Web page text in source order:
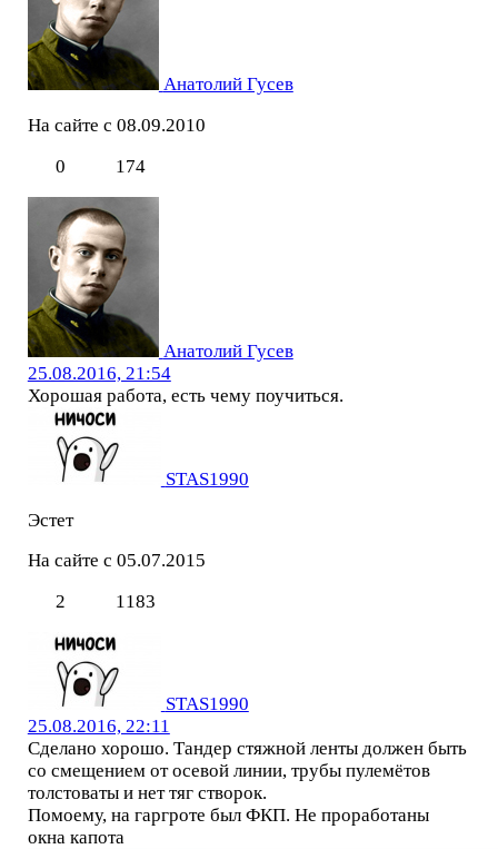
Анатолий Гусев
На сайте с 08.09.2010
0
174
Анатолий Гусев
25.08.2016, 21:54
Хорошая работа, есть чему поучиться.
STAS1990
Эстет
На сайте с 05.07.2015
2
1183
STAS1990
25.08.2016, 22:11
Сделано хорошо. Тандер стяжной ленты должен быть
со смещением от осевой линии, трубы пулемётов
толстоваты и нет тяг створок.
Помоему, на гаргроте был ФКП. Не проработаны
окна капота